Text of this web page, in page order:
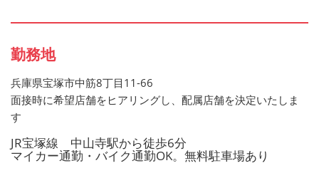
勤務地
兵庫県宝塚市中筋8丁目11-66
面接時に希望店舗をヒアリングし、配属店舗を決定いたしま
す
JR宝塚線 中山寺駅から徒歩6分
マイカー通勤・バイク通勤OK。無料駐車場あり